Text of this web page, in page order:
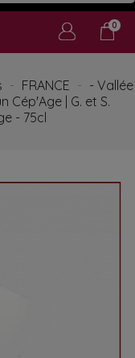
0
FRANCE
- Vallée
Cép'Age | G. et S.
- 75cl